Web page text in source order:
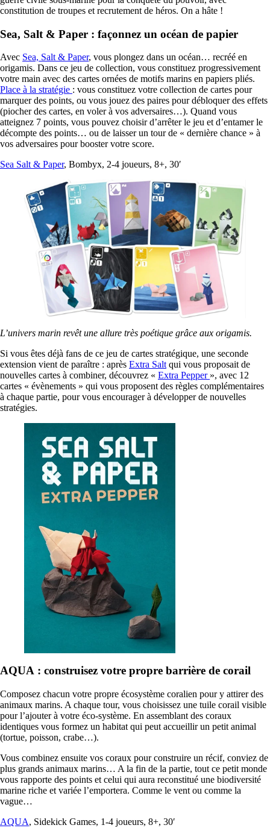
constitution de troupes et recrutement de héros. On a hâte !
Sea, Salt & Paper : façonnez un océan de papier
Avec Sea, Salt & Paper, vous plongez dans un océan… recréé en
origamis. Dans ce jeu de collection, vous constituez progressivement
votre main avec des cartes ornées de motifs marins en papiers pliés.
Place à la stratégie : vous constituez votre collection de cartes pour
marquer des points, ou vous jouez des paires pour débloquer des effets
(piocher des cartes, en voler à vos adversaires…). Quand vous
atteignez 7 points, vous pouvez choisir d’arrêter le jeu et d’entamer le
décompte des points… ou de laisser un tour de « dernière chance » à
vos adversaires pour booster votre score.
Sea Salt & Paper, Bombyx, 2-4 joueurs, 8+, 30′
L’univers marin revêt une allure très poétique grâce aux origamis.
Si vous êtes déjà fans de ce jeu de cartes stratégique, une seconde
extension vient de paraître : après Extra Salt qui vous proposait de
nouvelles cartes à combiner, découvrez « Extra Pepper », avec 12
cartes « évènements » qui vous proposent des règles complémentaires
à chaque partie, pour vous encourager à développer de nouvelles
stratégies.
AQUA : construisez votre propre barrière de corail
Composez chacun votre propre écosystème coralien pour y attirer des
animaux marins. A chaque tour, vous choisissez une tuile corail visible
pour l’ajouter à votre éco-système. En assemblant des coraux
identiques vous formez un habitat qui peut accueillir un petit animal
(tortue, poisson, crabe…).
Vous combinez ensuite vos coraux pour construire un récif, conviez de
plus grands animaux marins… A la fin de la partie, tout ce petit monde
vous rapporte des points et celui qui aura reconstitué une biodiversité
marine riche et variée l’emportera. Comme le vent ou comme la
vague…
AQUA, Sidekick Games, 1-4 joueurs, 8+, 30′